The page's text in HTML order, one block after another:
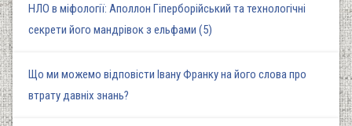
НЛО в міфології: Аполлон Гіперборійський та технологічні
секрети його мандрівок з ельфами (5)
Що ми можемо відповісти Івану Франку на його слова про
втрату давніх знань?